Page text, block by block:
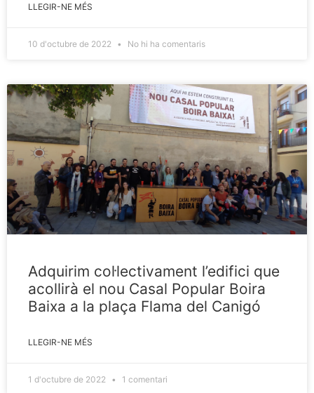
LLEGIR-NE MÉS
10 d'octubre de 2022 No hi ha comentaris
Adquirim col·lectivament l’edifici que
acollirà el nou Casal Popular Boira
Baixa a la plaça Flama del Canigó
LLEGIR-NE MÉS
1 d'octubre de 2022 1 comentari